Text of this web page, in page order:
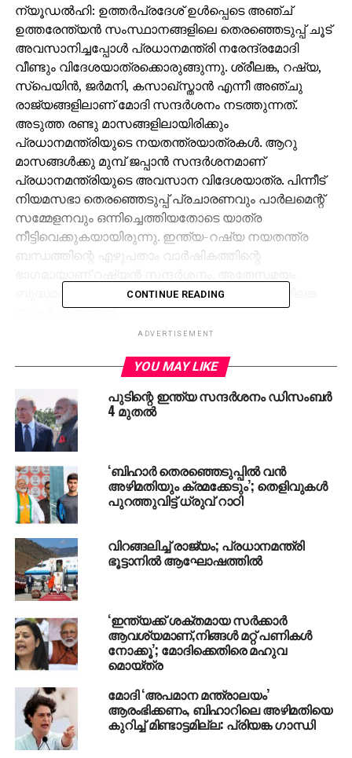
ന്യൂഡല്‍ഹി: ഉത്തര്‍പ്രദേശ് ഉള്‍പ്പെടെ അഞ്ച്
ഉത്തരേന്ത്യന്‍ സംസ്ഥാനങ്ങളിലെ തെരഞ്ഞെടുപ്പ് ചൂട്
അവസാനിച്ചപ്പോള്‍ പ്രധാനമന്ത്രി നരേന്ദ്രമോദി
വീണ്ടും വിദേശയാത്രക്കൊരുങ്ങുന്നു. ശ്രീലങ്ക, റഷ്യ,
സ്‌പെയിന്‍, ജര്‍മനി, കസാഖ്‌സ്താന്‍ എന്നീ അഞ്ചു
രാജ്യങ്ങളിലാണ് മോദി സന്ദര്‍ശനം നടത്തുന്നത്.
അടുത്ത രണ്ടു മാസങ്ങളിലായിരിക്കും
പ്രധാനമന്ത്രിയുടെ നയതന്ത്രയാത്രകള്‍. ആറു
മാസങ്ങള്‍ക്കു മുമ്പ് ജപ്പാന്‍ സന്ദര്‍ശനമാണ്
പ്രധാനമന്ത്രിയുടെ അവസാന വിദേശയാത്ര. പിന്നീട്
നിയമസഭാ തെരഞ്ഞെടുപ്പ് പ്രചാരണവും പാര്‍ലമെന്റ്
സമ്മേളനവും ഒന്നിച്ചെത്തിയതോടെ യാത്ര
നീട്ടിവെക്കുകയായിരുന്നു. ഇന്ത്യ-റഷ്യ നയതന്ത്ര
ബന്ധത്തിന്റെ എഴുപതാം വാര്‍ഷികത്തിന്റെ
ബുദ്ധമത സമ്മേളനത്തില്‍ പങ്കെടുക്കാനാണ് ശ്രീലങ്ക
സന്ദര്‍ശിക്കുന്നത്.
മന്ത്രിമാര്‍ക്ക് സ്പീക്കറുടെ ശാസന;
‘ചോദ്യങ്ങള്‍ക്ക് കൃത്യമായ ഉത്തരം നല്‍കണം’
DON'T MISS
ബജറ്റ് ചോര്‍ച്ച: തോമസ് ഐസകിനെ
മാറ്റണമെന്നാവശ്യപ്പെട്ട് കുമ്മനം
ഹൈക്കോടതിയില്‍
CONTINUE READING
ADVERTISEMENT
YOU MAY LIKE
പുടിന്റെ ഇന്ത്യ സന്ദര്‍ശനം ഡിസംബര്‍
4 മുതല്‍
‘ബിഹാർ തെരഞ്ഞെടുപ്പിൽ വൻ
അഴിമതിയും ക്രമക്കേടും’; തെളിവുകൾ
പുറത്തുവിട്ട് ധ്രുവ് റാഠി
വിറങ്ങലിച്ച് രാജ്യം; പ്രധാനമന്ത്രി
ഭൂട്ടാനില്‍ ആഘോഷത്തില്‍
‘ഇന്ത്യക്ക് ശക്തമായ സർക്കാർ
ആവശ്യമാണ്,നിങ്ങൾ മറ്റ് പണികൾ
നോക്കൂ’; മോദിക്കെതിരെ മഹുവ
മൊയ്ത്ര
മോദി ‘അപമാന മന്ത്രാലയം’
ആരംഭിക്കണം, ബിഹാറിലെ അഴിമതിയെ
കുറിച്ച് മിണ്ടാട്ടമില്ല: പ്രിയങ്ക ഗാന്ധി